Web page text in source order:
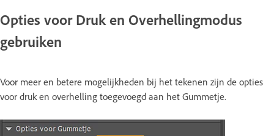
Opties voor Druk en Overhellingmodus
gebruiken
Voor meer en betere mogelijkheden bij het tekenen zijn de opties
voor druk en overhelling toegevoegd aan het Gummetje.